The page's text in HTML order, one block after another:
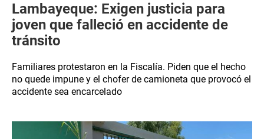
Lambayeque: Exigen justicia para
joven que falleció en accidente de
tránsito
Familiares protestaron en la Fiscalía. Piden que el hecho
no quede impune y el chofer de camioneta que provocó el
accidente sea encarcelado